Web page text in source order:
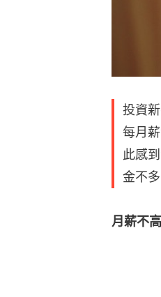
投資
每月
此感
金不
月薪不